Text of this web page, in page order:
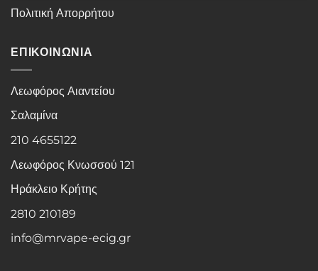
Πολιτική Απορρήτου
ΕΠΙΚΟΙΝΩΝΙΑ
Λεωφόρος Αιαντείου
Σαλαμίνα
210 4655122
Λεωφόρος Κνωσσού 121
Ηράκλειο Κρήτης
2810 210189
info@mrvape-ecig.gr